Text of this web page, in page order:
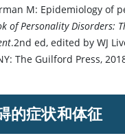
M: Epidemiology of
of Personality Disorders:
.2nd ed, edited by WJ
The Guilford Press,
的症状和体征